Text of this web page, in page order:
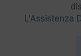
L'Assistenza